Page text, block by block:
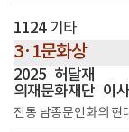
1124 기타
3·1문화상
2025 허달재
의재문화재단 이
전통 남종문인화의 현